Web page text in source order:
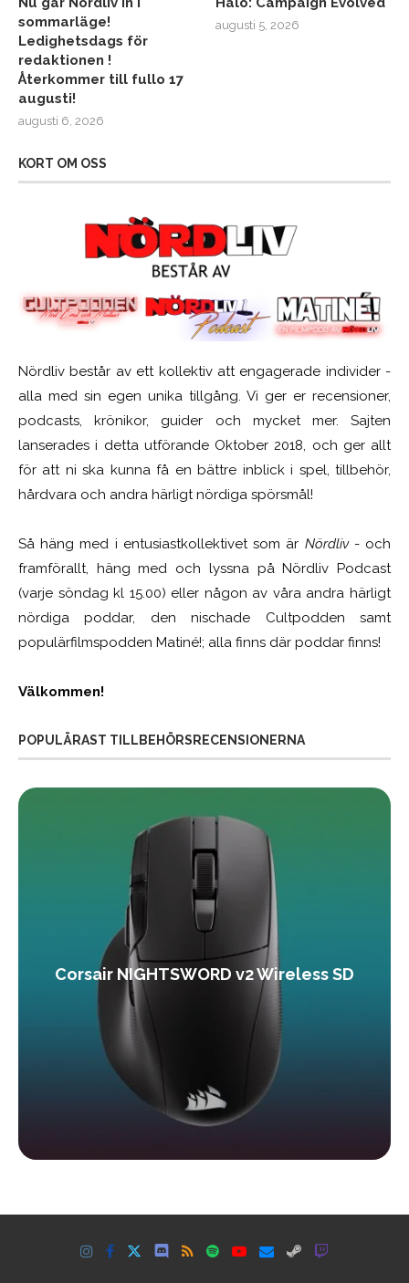
sommarläge!
Ledighetsdags för
redaktionen !
Återkommer till fullo 17
augusti!
augusti 6, 2026
augusti 5, 2026
KORT OM OSS
Nördliv består av ett kollektiv att engagerade individer -
alla med sin egen unika tillgång. Vi ger er recensioner,
podcasts, krönikor, guider och mycket mer. Sajten
lanserades i detta utförande Oktober 2018, och ger allt
för att ni ska kunna få en bättre inblick i spel, tillbehör,
hårdvara och andra härligt nördiga spörsmål!
Så häng med i entusiastkollektivet som är Nördliv- och
framförallt, häng med och lyssna på Nördliv Podcast
(varje söndag kl 15.00) eller någon av våra andra härligt
nördiga poddar, den nischade Cultpodden samt
populärfilmspodden Matiné!; alla finns där poddar finns!
Välkommen!
POPULÄRAST TILLBEHÖRSRECENSIONERNA
Corsair NIGHTSWORD v2 Wireless SD